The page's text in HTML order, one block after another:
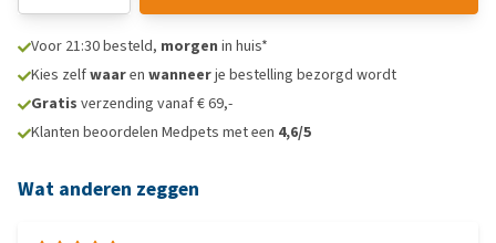
Voor 21:30 besteld, morgen in huis*
Kies zelfwaaren wanneerje bestelling bezorgd wordt
Gratis verzending vanaf € 69,-
Klanten beoordelen Medpets met een 4,6/5
Wat anderen zeggen